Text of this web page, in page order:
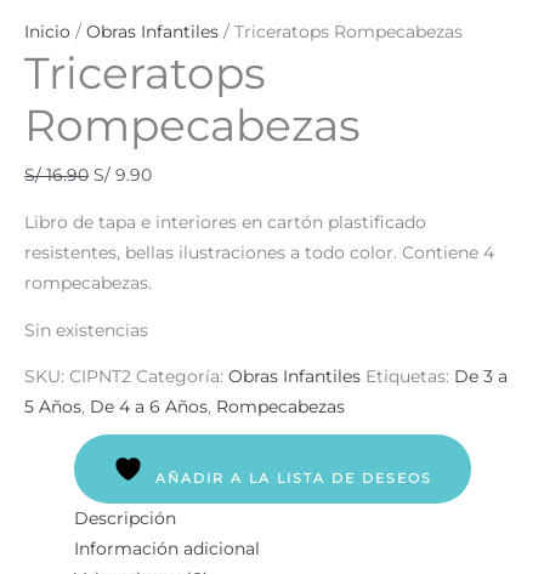
Inicio / Obras Infantiles / Triceratops Rompecabezas
Triceratops
Rompecabezas
S/16.90 S/ 9.90
Libro de tapa e interiores en cartón plastificado
resistentes, bellas ilustraciones a todo color. Contiene 4
rompecabezas.
Sin existencias
SKU: CIPNT2 Categoría: Obras Infantiles Etiquetas: De 3 a
5 Años, De 4 a 6 Años, Rompecabezas
AÑADIR A LA LISTA DE DESEOS
Descripción
Información adicional